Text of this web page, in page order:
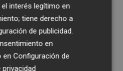
durante este año
Asimismo, los
marcados por el
al mercado,
presión de la carga
interés legítimo en
tiene derecho a
de publicidad.
en
enConfiguración de
privacidad